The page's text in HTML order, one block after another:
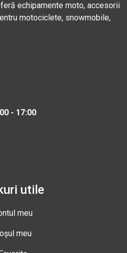
echipamente moto, accesorii
motociclete, snowmobile,
- 17:00
utile
meu
meu